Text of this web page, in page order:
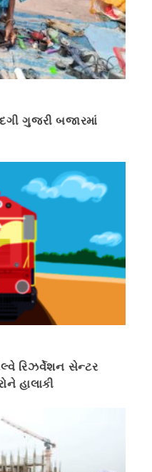
ગુજરી બજારમાં
રિઝર્વેશન સેન્ટર
હાલાકી